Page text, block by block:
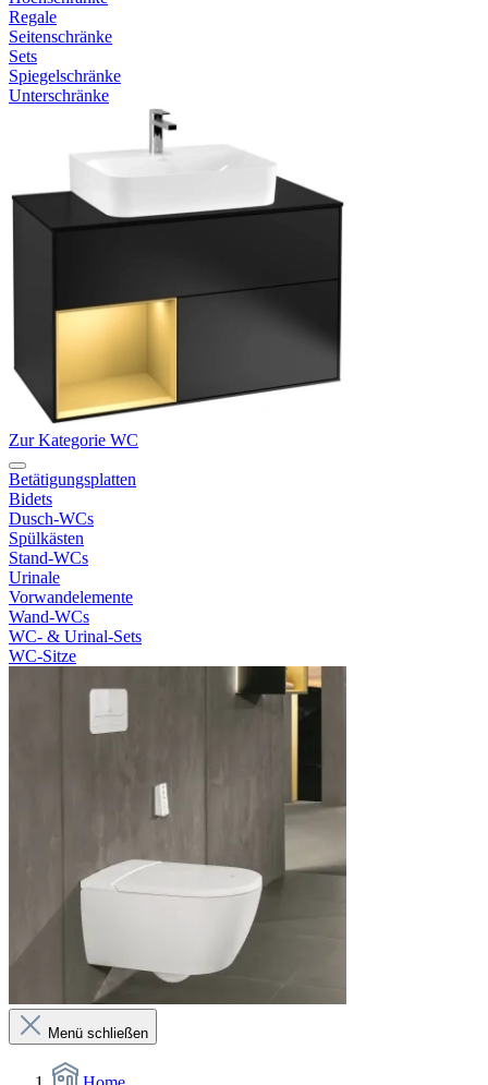
Regale
Seitenschränke
Sets
Spiegelschränke
Unterschränke
Zur Kategorie WC
Betätigungsplatten
Bidets
Dusch-WCs
Spülkästen
Stand-WCs
Urinale
Vorwandelemente
Wand-WCs
WC- & Urinal-Sets
WC-Sitze
Menü schließen